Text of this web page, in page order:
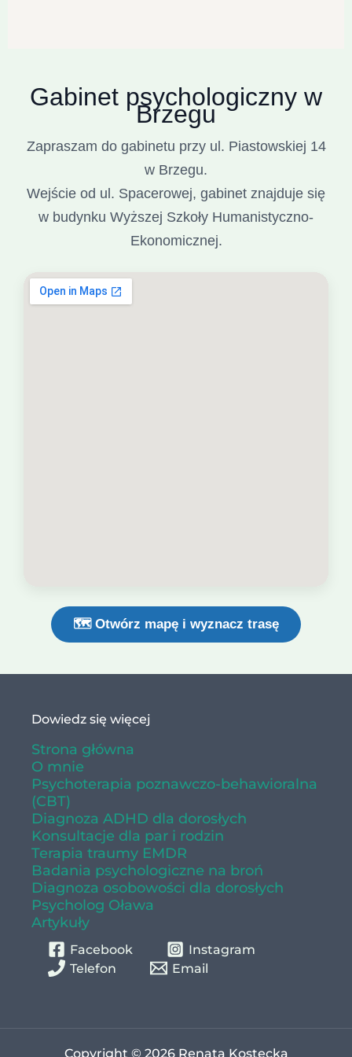
Gabinet psychologiczny w
Brzegu
Zapraszam do gabinetu przy ul. Piastowskiej 14
w Brzegu.
Wejście od ul. Spacerowej, gabinet znajduje się
w budynku Wyższej Szkoły Humanistyczno-
Ekonomicznej.
🗺️ Otwórz mapę i wyznacz trasę
Dowiedz się więcej
Strona główna
O mnie
Psychoterapia poznawczo-behawioralna
(CBT)
Diagnoza ADHD dla dorosłych
Konsultacje dla par i rodzin
Terapia traumy EMDR
Badania psychologiczne na broń
Diagnoza osobowości dla dorosłych
Psycholog Oława
Artykuły
Facebook
Instagram
Telefon
Email
Copyright © 2026 Renata Kostecka